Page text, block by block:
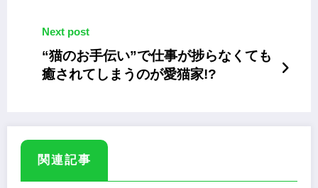
Next post
“猫のお手伝い”で仕事が捗らなくても
癒されてしまうのが愛猫家!?
関連記事